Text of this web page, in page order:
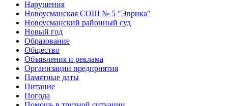
Нарушения
Новоусманская СОШ № 5 "Эврика"
Новоусманский районный суд
Новый год
Образование
Общество
Объявления и реклама
Организации предприятия
Памятные даты
Питание
Погода